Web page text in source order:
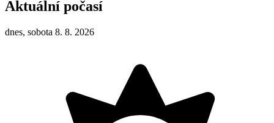
Aktuální počasí
dnes, sobota 8. 8. 2026